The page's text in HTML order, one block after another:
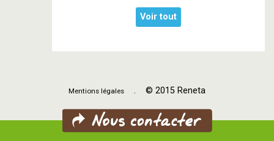
Voir tout
Mentions légales . © 2015 Reneta